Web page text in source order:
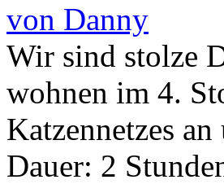
von Danny
Wir sind stolze
wohnen im 4.
Katzennetzes
Dauer: 2